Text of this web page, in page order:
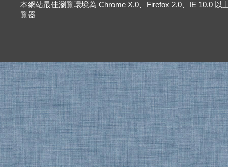
本網站最佳瀏覽環境為 Chrome X.0、Firefox 2.0、IE 10.0 以
覽器